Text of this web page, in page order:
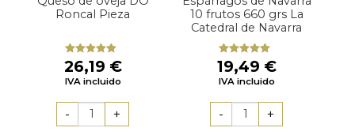
Roncal Pieza
Valorado
con4.60
de 5
26,19 €
IVA incluido
10 frutos 660 grs La
Catedral de Navarra
Valorado
con5.00de
5
19,49 €
IVA incluido